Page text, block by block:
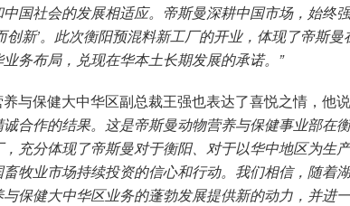
国社会的发展相适应。帝斯曼深耕中国市场，始终
创新’。此次衡阳预混料新工厂的开业，体现了帝斯
务布局，兑现在华本土长期发展的承诺。”
与保健大中华区副总裁王强也表达了喜悦之情，他说
合作的结果。这是帝斯曼动物营养与保健事业部在
充分体现了帝斯曼对于衡阳、对于以华中地区为生
牧业市场持续投资的信心和行动。我们相信，随着
保健大中华区业务的蓬勃发展提供新的动力，并进